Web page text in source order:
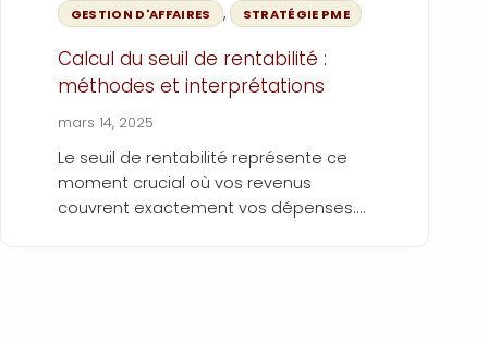
GESTION D'AFFAIRES , STRATÉGIE PME
Calcul du seuil de rentabilité :
méthodes et interprétations
mars 14, 2025
Le seuil de rentabilité représente ce
moment crucial où vos revenus
couvrent exactement vos dépenses.